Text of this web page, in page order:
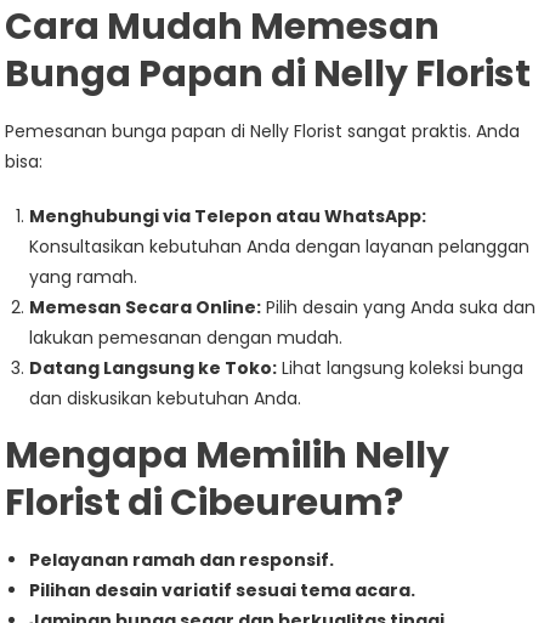
Cara Mudah Memesan
Bunga Papan di Nelly Florist
Pemesanan bunga papan di Nelly Florist sangat praktis. Anda
bisa:
Menghubungi via Telepon atau WhatsApp:
Konsultasikan kebutuhan Anda dengan layanan pelanggan
yang ramah.
Memesan Secara Online: Pilih desain yang Anda suka dan
lakukan pemesanan dengan mudah.
Datang Langsung ke Toko: Lihat langsung koleksi bunga
dan diskusikan kebutuhan Anda.
Mengapa Memilih Nelly
Florist di Cibeureum?
Pelayanan ramah dan responsif.
Pilihan desain variatif sesuai tema acara.